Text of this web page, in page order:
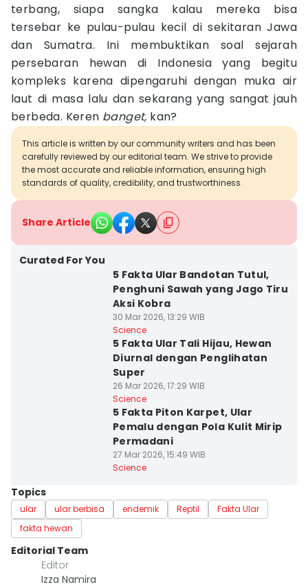
terbang, siapa sangka kalau mereka bisa
tersebar ke pulau-pulau kecil di sekitaran Jawa
dan Sumatra. Ini membuktikan soal sejarah
persebaran hewan di Indonesia yang begitu
kompleks karena dipengaruhi dengan muka air
laut di masa lalu dan sekarang yang sangat jauh
berbeda. Keren banget, kan?
This article is written by our community writers and has been
carefully reviewed by our editorial team. We strive to provide
the most accurate and reliable information, ensuring high
standards of quality, credibility, and trustworthiness.
Share Article
Curated For You
5 Fakta Ular Bandotan Tutul,
Penghuni Sawah yang Jago Tiru
Aksi Kobra
30 Mar 2026, 13:29 WIB
Science
5 Fakta Ular Tali Hijau, Hewan
Diurnal dengan Penglihatan
Super
26 Mar 2026, 17:29 WIB
Science
5 Fakta Piton Karpet, Ular
Pemalu dengan Pola Kulit Mirip
Permadani
27 Mar 2026, 15:49 WIB
Science
Topics
ular ular berbisa endemik Reptil
Fakta Ular
fakta hewan
Editorial Team
Editor
Izza Namira